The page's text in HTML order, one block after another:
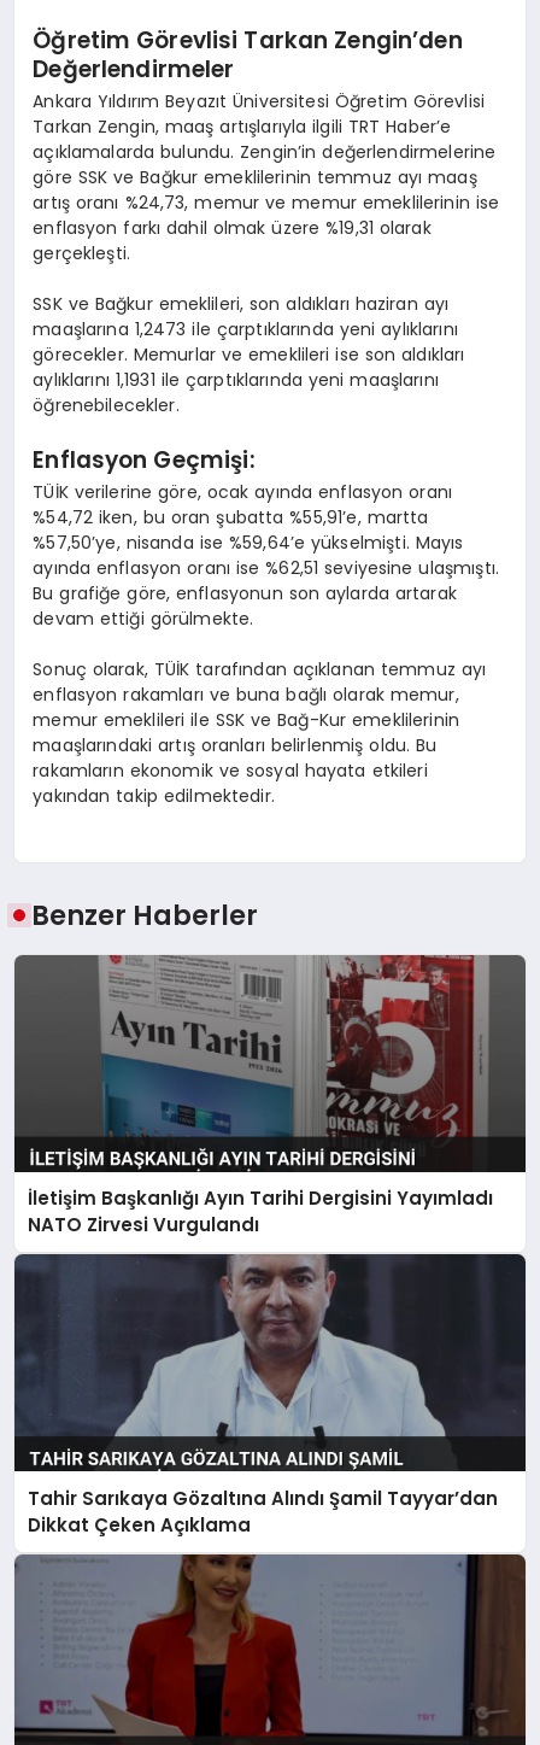
Öğretim Görevlisi Tarkan Zengin’den
Değerlendirmeler
Ankara Yıldırım Beyazıt Üniversitesi Öğretim Görevlisi
Tarkan Zengin, maaş artışlarıyla ilgili TRT Haber’e
açıklamalarda bulundu. Zengin’in değerlendirmelerine
göre SSK ve Bağkur emeklilerinin temmuz ayı maaş
artış oranı %24,73, memur ve memur emeklilerinin ise
enflasyon farkı dahil olmak üzere %19,31 olarak
gerçekleşti.
SSK ve Bağkur emeklileri, son aldıkları haziran ayı
maaşlarına 1,2473 ile çarptıklarında yeni aylıklarını
görecekler. Memurlar ve emeklileri ise son aldıkları
aylıklarını 1,1931 ile çarptıklarında yeni maaşlarını
öğrenebilecekler.
Enflasyon Geçmişi:
TÜİK verilerine göre, ocak ayında enflasyon oranı
%54,72 iken, bu oran şubatta %55,91’e, martta
%57,50’ye, nisanda ise %59,64’e yükselmişti. Mayıs
ayında enflasyon oranı ise %62,51 seviyesine ulaşmıştı.
Bu grafiğe göre, enflasyonun son aylarda artarak
devam ettiği görülmekte.
Sonuç olarak, TÜİK tarafından açıklanan temmuz ayı
enflasyon rakamları ve buna bağlı olarak memur,
memur emeklileri ile SSK ve Bağ-Kur emeklilerinin
maaşlarındaki artış oranları belirlenmiş oldu. Bu
rakamların ekonomik ve sosyal hayata etkileri
yakından takip edilmektedir.
Benzer Haberler
İletişim Başkanlığı Ayın Tarihi Dergisini Yayımladı
NATO Zirvesi Vurgulandı
Tahir Sarıkaya Gözaltına Alındı Şamil Tayyar’dan
Dikkat Çeken Açıklama